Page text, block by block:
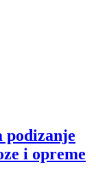
podizanje
i opreme